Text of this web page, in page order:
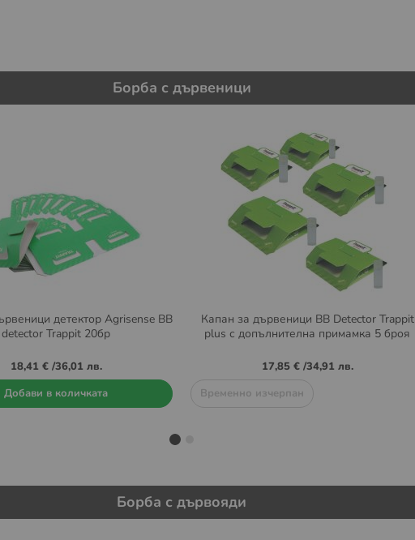
Борба с дървеници
детектор Agrisense BB
detector Trappit 20бр
18,41 €/36,01 лв.
Добави в количката
Капан за дървеници BB Detector Trappit
plus с допълнителна примамка 5 броя
17,85 €/34,91 лв.
Временно изчерпан
Борба с дървояди